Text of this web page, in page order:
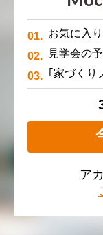
お気に入
見学会の
｢家づくり
ア